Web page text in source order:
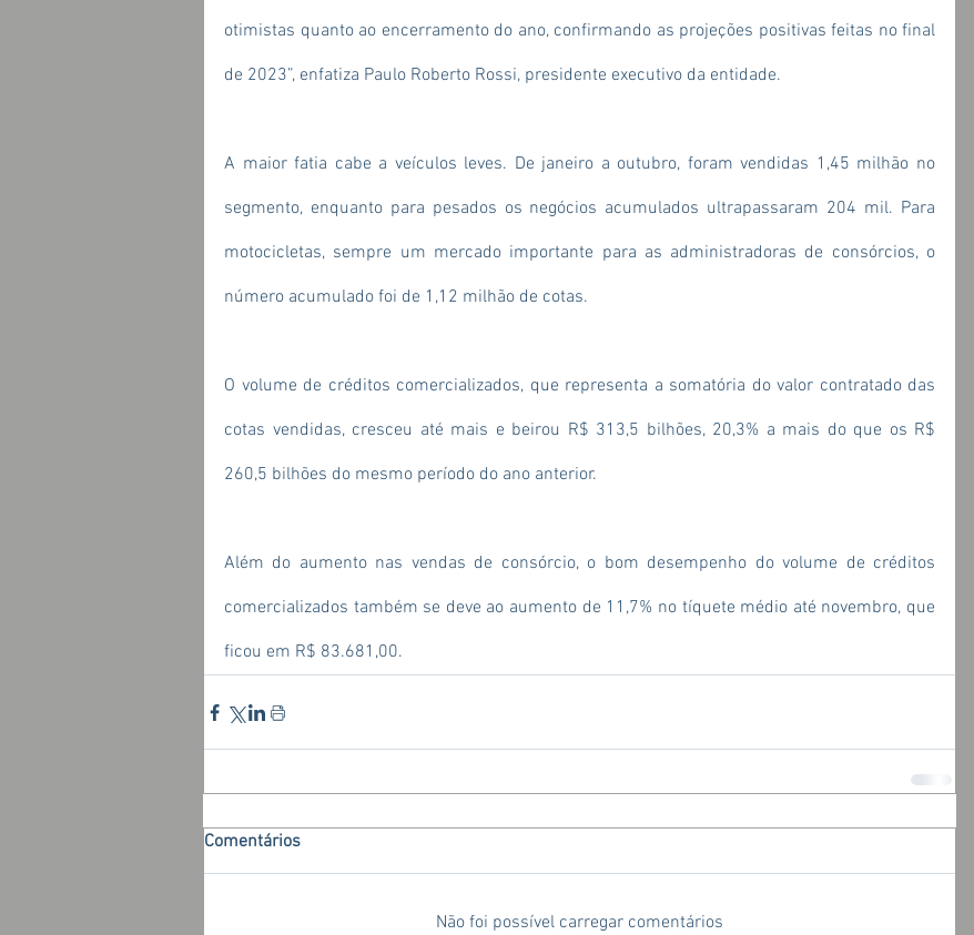
otimistas quanto ao encerramento do ano, confirmando as projeções positivas feitas no final
de 2023”, enfatiza Paulo Roberto Rossi, presidente executivo da entidade.
A maior fatia cabe a veículos leves. De janeiro a outubro, foram vendidas 1,45 milhão no
segmento, enquanto para pesados os negócios acumulados ultrapassaram 204 mil. Para
motocicletas, sempre um mercado importante para as administradoras de consórcios, o
número acumulado foi de 1,12 milhão de cotas.
O volume de créditos comercializados, que representa a somatória do valor contratado das
cotas vendidas, cresceu até mais e beirou R$ 313,5 bilhões, 20,3% a mais do que os R$
260,5 bilhões do mesmo período do ano anterior.
Além do aumento nas vendas de consórcio, o bom desempenho do volume de créditos
comercializados também se deve ao aumento de 11,7% no tíquete médio até novembro, que
ficou em R$ 83.681,00.
Comentários
Não foi possível carregar comentários